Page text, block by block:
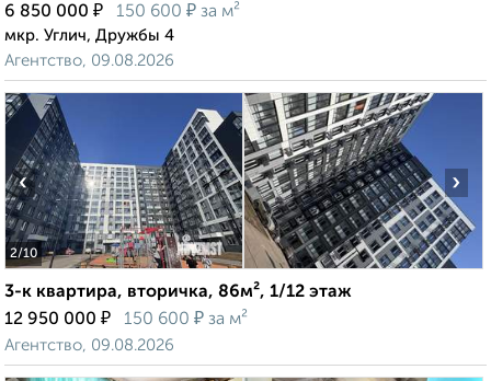
6 850 000 ₽ 150 600 ₽ за м²
мкр. Углич, Дружбы 4
Агентство, 09.08.2026
2/10
‹ ›
3-к квартира, вторичка, 86м², 1/12 этаж
12 950 000 ₽ 150 600 ₽ за м²
Агентство, 09.08.2026